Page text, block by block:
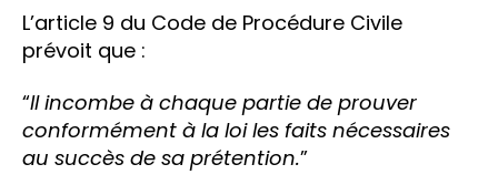
L’article 9 du Code de Procédure Civile
prévoit que :
“Il incombe à chaque partie de prouver
conformément à la loi les faits nécessaires
au succès de sa prétention.”